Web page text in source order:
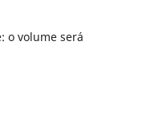
o volume será